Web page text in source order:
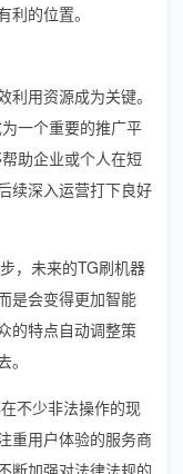
的位置。
用资源成为关键。
一个重要的推广平
助企业或个人在短
续深入运营打下良好
，未来的TG刷机器
是会变得更加智能
的特点自动调整策
不少非法操作的现
重用户体验的服务商
断加强对法律法规的